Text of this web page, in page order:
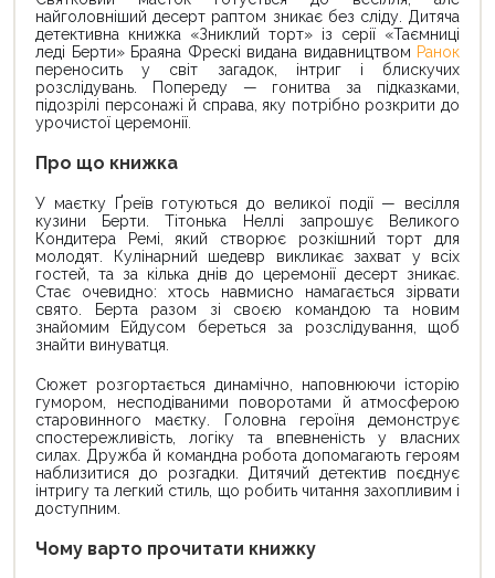
найголовніший десерт раптом зникає без сліду. Дитяча
детективна книжка «Зниклий торт» із серії «Таємниці
леді Берти» Браяна Фрескі видана видавництвом Ранок
переносить у світ загадок, інтриг і блискучих
розслідувань. Попереду — гонитва за підказками,
підозрілі персонажі й справа, яку потрібно розкрити до
урочистої церемонії.
Про що книжка
У маєтку Ґреїв готуються до великої події — весілля
кузини Берти. Тітонька Неллі запрошує Великого
Кондитера Ремі, який створює розкішний торт для
молодят. Кулінарний шедевр викликає захват у всіх
гостей, та за кілька днів до церемонії десерт зникає.
Стає очевидно: хтось навмисно намагається зірвати
свято. Берта разом зі своєю командою та новим
знайомим Ейдусом береться за розслідування, щоб
знайти винуватця.
Сюжет розгортається динамічно, наповнюючи історію
гумором, несподіваними поворотами й атмосферою
старовинного маєтку. Головна героїня демонструє
спостережливість, логіку та впевненість у власних
силах. Дружба й командна робота допомагають героям
наблизитися до розгадки. Дитячий детектив поєднує
інтригу та легкий стиль, що робить читання захопливим і
доступним.
Чому варто прочитати книжку